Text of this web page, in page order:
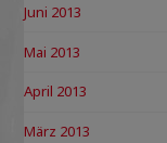
Juni 2013
Mai 2013
April 2013
März 2013